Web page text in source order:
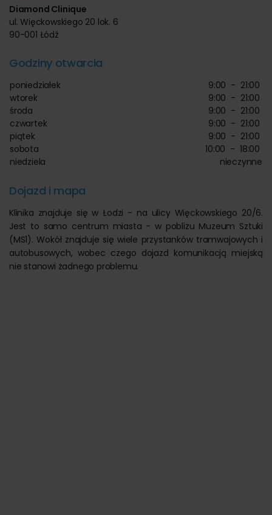
Diamond Clinique
ul. Więckowskiego 20 lok. 6
90-001 Łódź
Godziny otwarcia
poniedziałek 9:00 - 21:00
wtorek
9:00 - 21:00
środa
9:00 - 21:00
czwartek
9:00 - 21:00
piątek
9:00 - 21:00
sobota
10:00 - 18:00
niedziela
nieczynne
Dojazd i mapa
Klinika znajduje się w Łodzi - na ulicy Więckowskiego 20/6.
Jest to samo centrum miasta - w pobliżu Muzeum Sztuki
(MS1). Wokół znajduje się wiele przystanków tramwajowych i
autobusowych, wobec czego dojazd komunikacją miejską
nie stanowi żadnego problemu.